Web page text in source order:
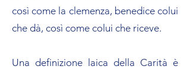
così come la clemenza, benedice colui
che dà, così come colui che riceve.
Una definizione laica della Carità è